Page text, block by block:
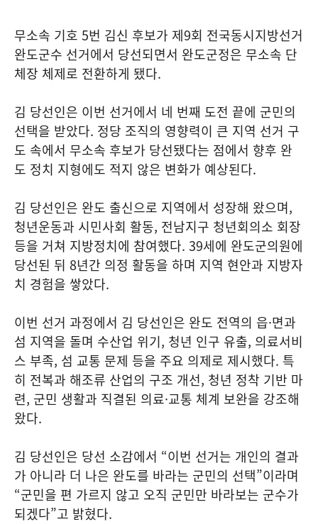
무소속 기호 5번 김신 후보가 제9회 전국동시지방선거
완도군수 선거에서 당선되면서 완도군정은 무소속 단
체장 체제로 전환하게 됐다.
김 당선인은 이번 선거에서 네 번째 도전 끝에 군민의
선택을 받았다. 정당 조직의 영향력이 큰 지역 선거 구
도 속에서 무소속 후보가 당선됐다는 점에서 향후 완
도 정치 지형에도 적지 않은 변화가 예상된다.
김 당선인은 완도 출신으로 지역에서 성장해 왔으며,
청년운동과 시민사회 활동, 전남지구 청년회의소 회장
등을 거쳐 지방정치에 참여했다. 39세에 완도군의원에
당선된 뒤 8년간 의정 활동을 하며 지역 현안과 지방자
치 경험을 쌓았다.
이번 선거 과정에서 김 당선인은 완도 전역의 읍·면과
섬 지역을 돌며 수산업 위기, 청년 인구 유출, 의료서비
스 부족, 섬 교통 문제 등을 주요 의제로 제시했다. 특
히 전복과 해조류 산업의 구조 개선, 청년 정착 기반 마
련, 군민 생활과 직결된 의료·교통 체계 보완을 강조해
왔다.
김 당선인은 당선 소감에서 “이번 선거는 개인의 결과
가 아니라 더 나은 완도를 바라는 군민의 선택”이라며
“군민을 편 가르지 않고 오직 군민만 바라보는 군수가
되겠다”고 밝혔다.